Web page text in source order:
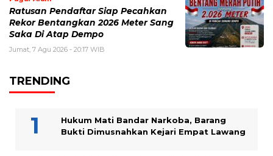
Ratusan Pendaftar Siap Pecahkan
Rekor Bentangkan 2026 Meter Sang
Saka Di Atap Dempo
Jumat, 7 Agu 2026 - 20:17 WIB
TRENDING
Hukum Mati Bandar Narkoba, Barang
Bukti Dimusnahkan Kejari Empat Lawang